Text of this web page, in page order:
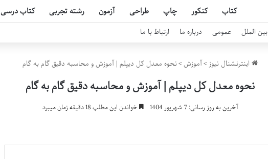
کتاب کنکور چاپ طراحی آزمون رشته تجربی کتاب درسی
بین الملل عمومی درباره ما ارتباط با ما
اینترنشنال نیوز>آموزش>نحوه معدل کل دیپلم | آموزش و محاسبه دقیق گام به گام
نحوه معدل کل دیپلم | آموزش و محاسبه دقیق گام به گام
آخرین به روز رسانی: 7 شهریور 1404 خواندن این مطلب 18 دقیقه زمان میبرد